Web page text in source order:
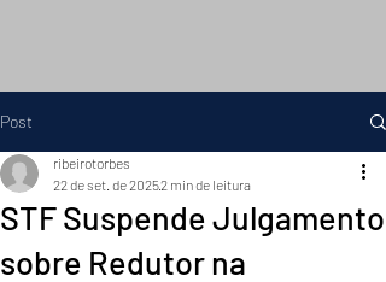
Post
STF Suspende Julgamento
sobre Redutor na
ribeirotorbes
22 de set. de 20252 min de leitura